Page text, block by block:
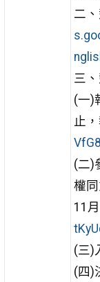
二
三
(一)
止
(二)
權
11
(三)
(四)